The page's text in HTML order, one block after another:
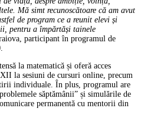
Mă simt recunoscătoare că am avut
de program ce a reunit elevi și
pentru a împărtăși tainele
participant în programul de
la matematică și oferă acces
la sesiuni de cursuri online, precum
individuale. În plus, programul are
săptămânii” și simulările de
permanentă cu mentorii din